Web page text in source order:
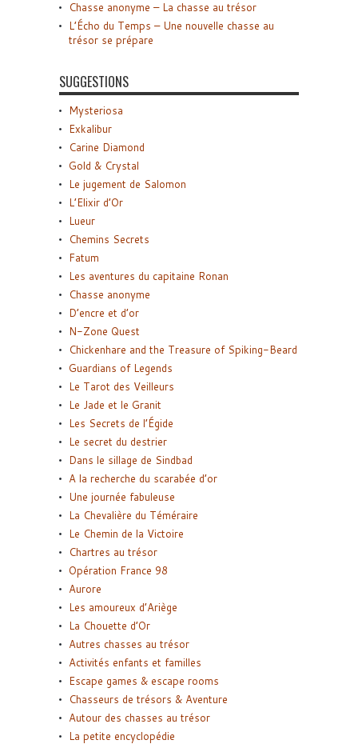
Chasse anonyme – La chasse au trésor
L’Écho du Temps – Une nouvelle chasse au
trésor se prépare
SUGGESTIONS
Mysteriosa
Exkalibur
Carine Diamond
Gold & Crystal
Le jugement de Salomon
L’Elixir d’Or
Lueur
Chemins Secrets
Fatum
Les aventures du capitaine Ronan
Chasse anonyme
D’encre et d’or
N-Zone Quest
Chickenhare and the Treasure of Spiking-Beard
Guardians of Legends
Le Tarot des Veilleurs
Le Jade et le Granit
Les Secrets de l’Égide
Le secret du destrier
Dans le sillage de Sindbad
A la recherche du scarabée d’or
Une journée fabuleuse
La Chevalière du Téméraire
Le Chemin de la Victoire
Chartres au trésor
Opération France 98
Aurore
Les amoureux d’Ariège
La Chouette d’Or
Autres chasses au trésor
Activités enfants et familles
Escape games & escape rooms
Chasseurs de trésors & Aventure
Autour des chasses au trésor
La petite encyclopédie